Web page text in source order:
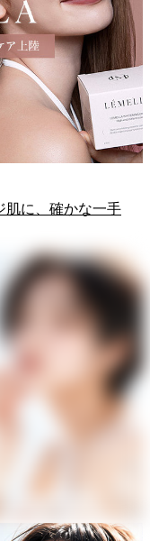
肌に、確かな一手